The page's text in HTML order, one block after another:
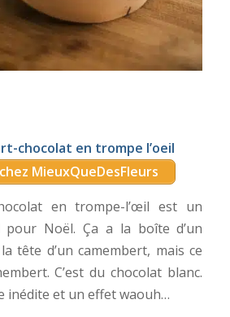
chocolat en trompe l’oeil
chez MieuxQueDesFleurs
en trompe-l’œil est un
pour Noël. Ça a la boîte d’un
tête d’un camembert, mais ce
C’est du chocolat blanc.
inédite et un effet waouh…